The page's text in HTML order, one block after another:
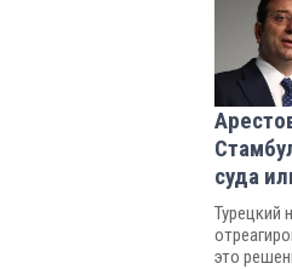
суда
Турецкий
это